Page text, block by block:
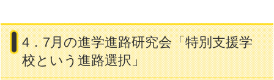
4．7月の進学進路研究会「特別支援学
校という進路選択」